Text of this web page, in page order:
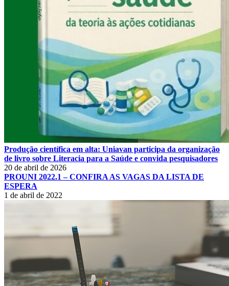
Produção científica em alta: Uniavan participa da organização
de livro sobre Literacia para a Saúde e convida pesquisadores
20 de abril de 2026
PROUNI 2022.1 – CONFIRA AS VAGAS DA LISTA DE
ESPERA
1 de abril de 2022